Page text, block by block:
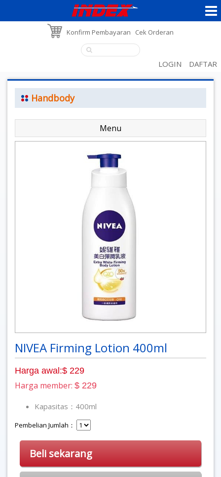
Konfirm Pembayaran Cek Orderan
LOGIN DAFTAR
Handbody
Menu
NIVEA Firming Lotion 400ml
Harga awal:$ 229
Harga member: $ 229
Kapasitas：400ml
Pembelian Jumlah：
Beli sekarang